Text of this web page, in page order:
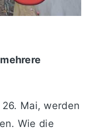
Mai, werden
Wie die